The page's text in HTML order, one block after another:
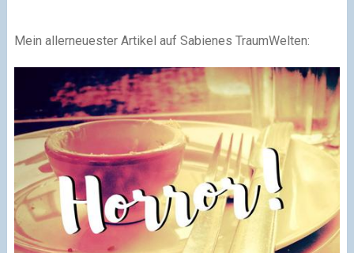
Mein allerneuester Artikel auf Sabienes TraumWelten: